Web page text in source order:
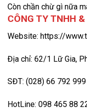
Còn chần chừ gì nữa
CÔNG TY TNHH
Website: https://
Địa chỉ: 62/1 Lữ Gia,
SĐT: (028) 66 792 999
HotLine: 098 465 88